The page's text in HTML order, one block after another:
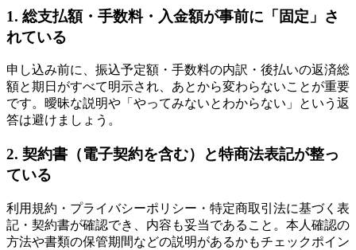
1. 総支払額・手数料・入金額が事前に「固定」さ
れている
申し込み前に、振込予定額・手数料の内訳・後払いの返済総
額と期日がすべて明示され、あとから変わらないことが重要
です。曖昧な説明や「やってみないとわからない」という返
答は避けましょう。
2. 契約書（電子契約を含む）と特商法表記が整っ
ている
利用規約・プライバシーポリシー・特定商取引法に基づく表
記・契約書が確認でき、内容も妥当であること。本人確認の
方法や書類の保管期間などの説明があるかもチェックポイン